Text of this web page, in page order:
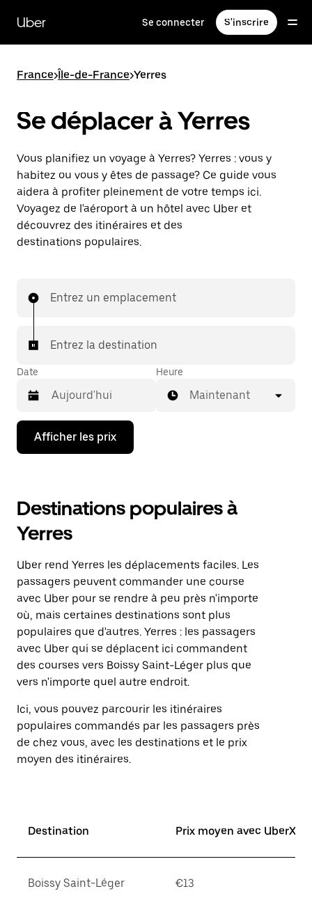
contenu
principal
Uber Se connecter S'inscrire
France>Île-de-France>Yerres
Se déplacer à Yerres
Vous planifiez un voyage à Yerres? Yerres : vous y
habitez ou vous y êtes de passage? Ce guide vous
aidera à profiter pleinement de votre temps ici.
Voyagez de l'aéroport à un hôtel avec Uber et
découvrez des itinéraires et des
destinations populaires.
Entrez un emplacement
Entrez la destination
Date
Appuyez
la
bas
pour
interagir
avec
calendrier
et
sélectionner
une
date.
Appuyez
sur
la
touche
d'échappement
fermer
le
calendrier.
Heure
Maintenant
Afficher les prix
Destinations populaires à
Yerres
Uber rend Yerres les déplacements faciles. Les
passagers peuvent commander une course
avec Uber pour se rendre à peu près n'importe
où, mais certaines destinations sont plus
populaires que d'autres. Yerres : les passagers
avec Uber qui se déplacent ici commandent
des courses vers Boissy Saint-Léger plus que
vers n'importe quel autre endroit.
Ici, vous pouvez parcourir les itinéraires
populaires commandés par les passagers près
de chez vous, avec les destinations et le prix
moyen des itinéraires.
Destination Prix moyen avec UberX*
Boissy Saint-Léger €13